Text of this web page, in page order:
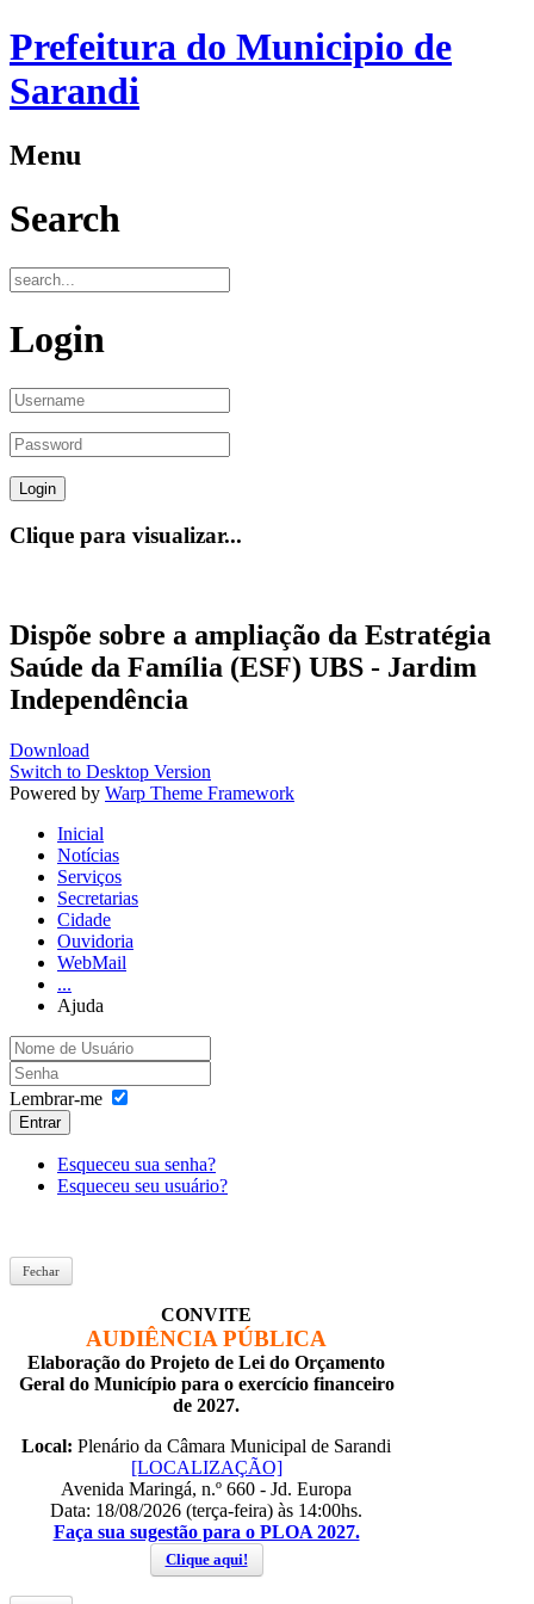
Prefeitura do Municipio de
Sarandi
Menu
Search
Login
Clique para visualizar...
Dispõe sobre a ampliação da Estratégia
Saúde da Família (ESF) UBS - Jardim
Independência
Download
Switch to Desktop Version
Powered by Warp Theme Framework
Inicial
Notícias
Serviços
Secretarias
Cidade
Ouvidoria
WebMail
...
Ajuda
Lembrar-me
Entrar
Esqueceu sua senha?
Esqueceu seu usuário?
Fechar
CONVITE
AUDIÊNCIA PÚBLICA
Elaboração do Projeto de Lei do Orçamento
Geral do Município para o exercício financeiro
de 2027.
Local: Plenário da Câmara Municipal de Sarandi
[LOCALIZAÇÃO]
Avenida Maringá, n.º 660 - Jd. Europa
Data: 18/08/2026 (terça-feira) às 14:00hs.
Faça sua sugestão para o PLOA 2027.
Clique aqui!